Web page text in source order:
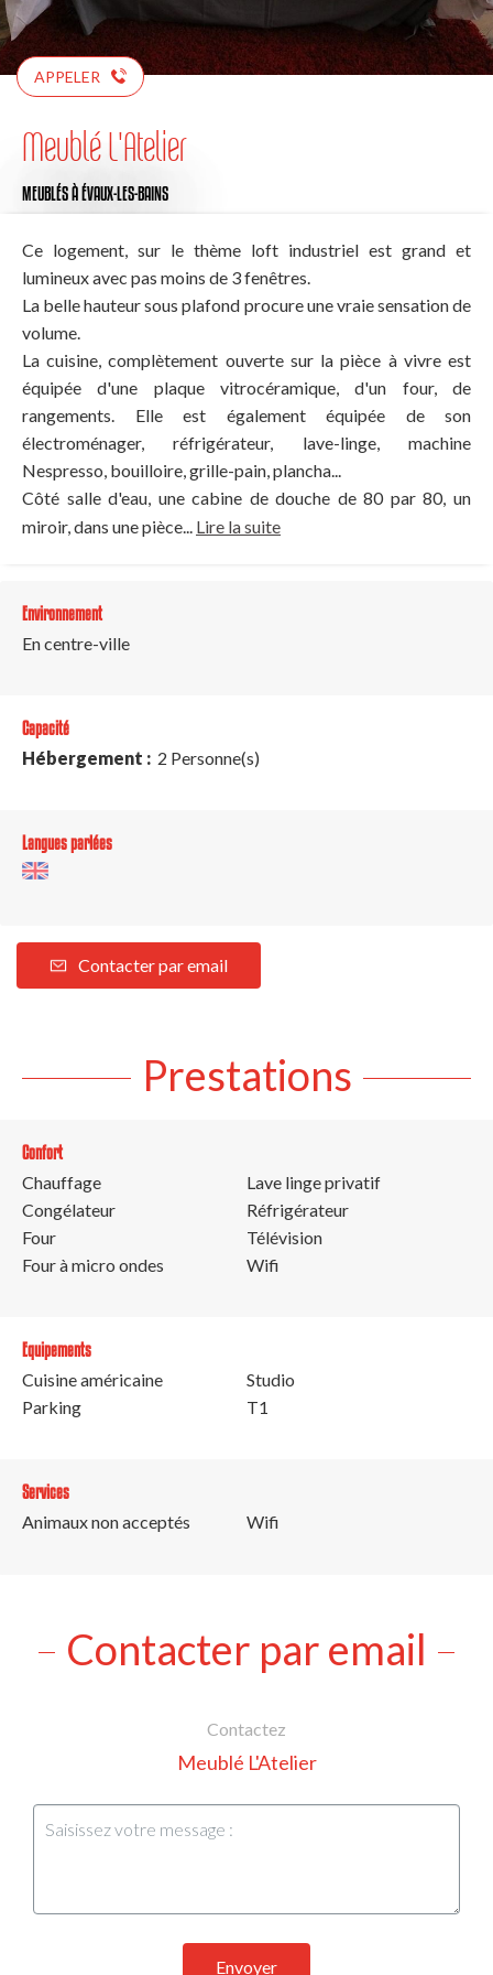
APPELER
Meublé L'Atelier
MEUBLÉSÀ ÉVAUX-LES-BAINS
Ce logement, sur le thème loft industriel est grand et
lumineux avec pas moins de 3 fenêtres.
La belle hauteur sous plafond procure une vraie sensation de
volume.
La cuisine, complètement ouverte sur la pièce à vivre est
équipée d'une plaque vitrocéramique, d'un four, de
rangements. Elle est également équipée de son
électroménager, réfrigérateur, lave-linge, machine
Nespresso, bouilloire, grille-pain, plancha...
Côté salle d'eau, une cabine de douche de 80 par 80, un
miroir, dans une pièce... Lire la suite
Environnement
En centre-ville
Capacité
Hébergement : 2 Personne(s)
Langues parlées
Contacter par email
Prestations
Confort
Chauffage
Congélateur
Four
Four à micro ondes
Lave linge privatif
Réfrigérateur
Télévision
Wifi
Equipements
Cuisine américaine
Parking
Studio
T1
Services
Animaux non acceptés
Wifi
Contacter par email
Contactez
Meublé L'Atelier
Envoyer